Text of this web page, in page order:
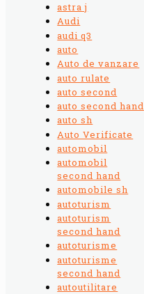
astra j
Audi
audi q3
auto
Auto de vanzare
auto rulate
auto second
auto second hand
auto sh
Auto Verificate
automobil
automobil
second hand
automobile sh
autoturism
autoturism
second hand
autoturisme
autoturisme
second hand
autoutilitare